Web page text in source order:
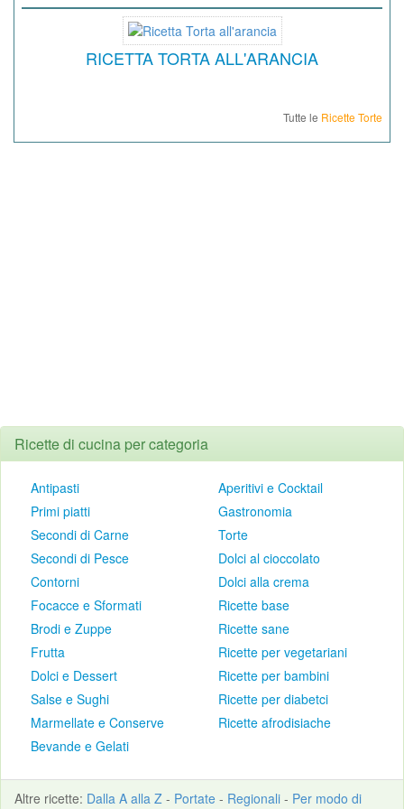
RICETTA TORTA ALL'ARANCIA
Tutte le Ricette Torte
Ricette di cucina per categoria
Antipasti
Primi piatti
Secondi di Carne
Secondi di Pesce
Contorni
Focacce e Sformati
Brodi e Zuppe
Frutta
Dolci e Dessert
Salse e Sughi
Marmellate e Conserve
Bevande e Gelati
Aperitivi e Cocktail
Gastronomia
Torte
Dolci al cioccolato
Dolci alla crema
Ricette base
Ricette sane
Ricette per vegetariani
Ricette per bambini
Ricette per diabetci
Ricette afrodisiache
Altre ricette: Dalla A alla Z - Portate - Regionali - Per modo di